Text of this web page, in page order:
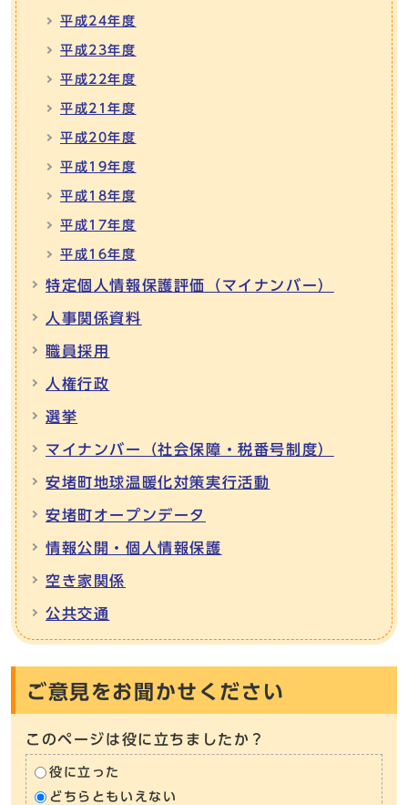
平成24年度
平成23年度
平成22年度
平成21年度
平成20年度
平成19年度
平成18年度
平成17年度
平成16年度
特定個人情報保護評価（マイナンバー）
人事関係資料
職員採用
人権行政
選挙
マイナンバー（社会保障・税番号制度）
安堵町地球温暖化対策実行活動
安堵町オープンデータ
情報公開・個人情報保護
空き家関係
公共交通
ご意見をお聞かせください
このページは役に立ちましたか？
役に立った
どちらともいえない